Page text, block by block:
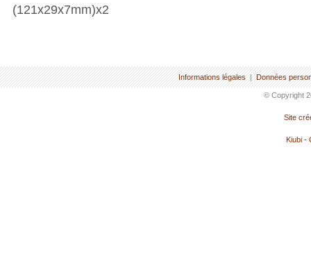
(121x29x7mm)x2
Informations légales | Données
© Copyright
Site
Kiubi -